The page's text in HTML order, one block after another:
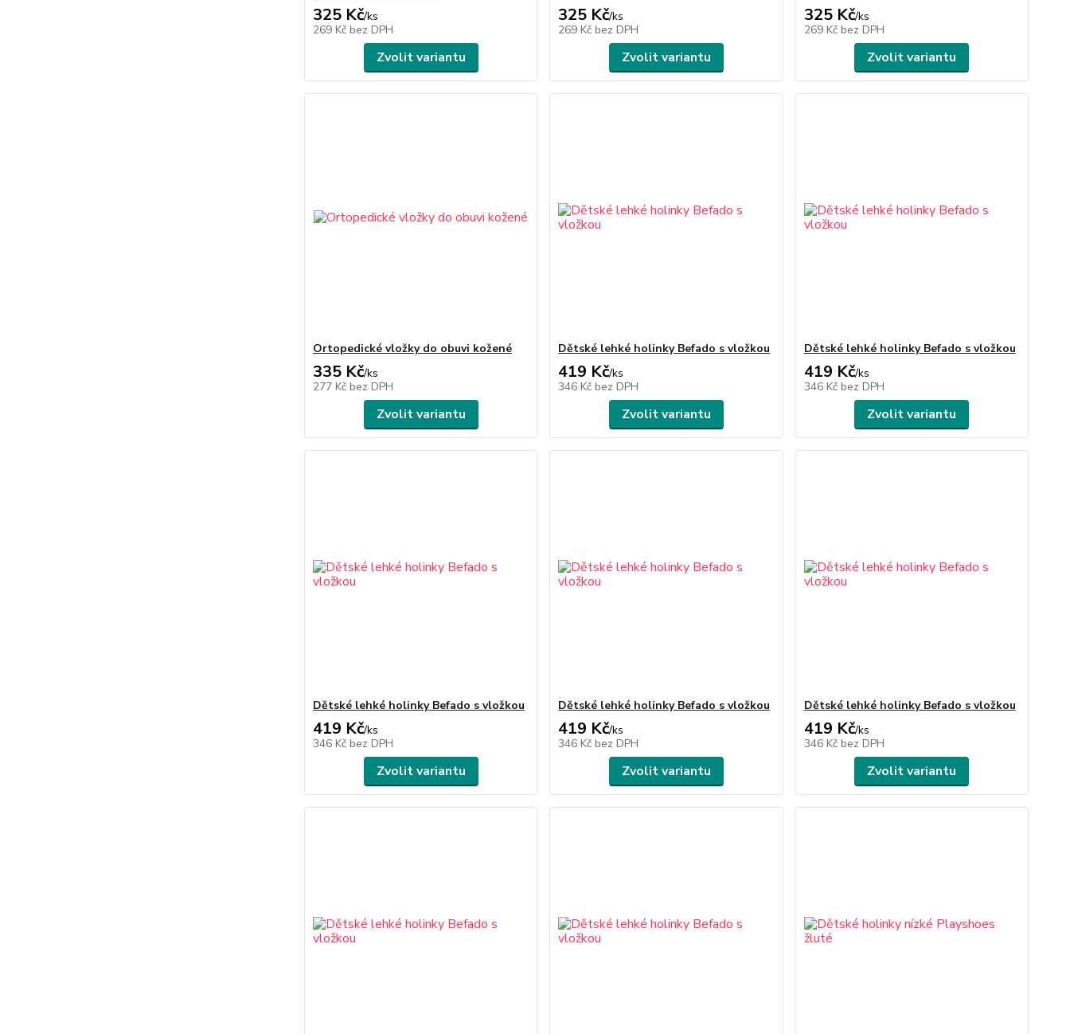
325 Kč/ks
269 Kč bez DPH
Zvolit variantu
325 Kč/ks
269 Kč bez DPH
Zvolit variantu
325 Kč/ks
269 Kč bez DPH
Zvolit variantu
Ortopedické vložky do obuvi kožené
335 Kč/ks
277 Kč bez DPH
Zvolit variantu
Dětské lehké holinky Befado s vložkou
419 Kč/ks
346 Kč bez DPH
Zvolit variantu
Dětské lehké holinky Befado s vložkou
419 Kč/ks
346 Kč bez DPH
Zvolit variantu
Dětské lehké holinky Befado s vložkou
419 Kč/ks
346 Kč bez DPH
Zvolit variantu
Dětské lehké holinky Befado s vložkou
419 Kč/ks
346 Kč bez DPH
Zvolit variantu
Dětské lehké holinky Befado s vložkou
419 Kč/ks
346 Kč bez DPH
Zvolit variantu